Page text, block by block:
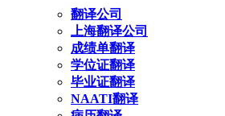
翻译公司
上海翻译公司
成绩单翻译
学位证翻译
毕业证翻译
NAATI翻译